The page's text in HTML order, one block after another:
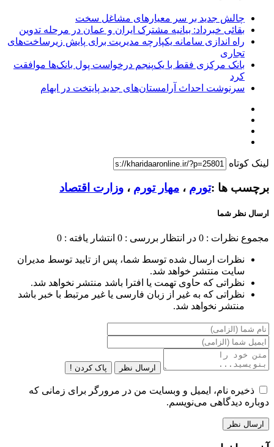
چالش جدید بر سر معیارهای مشاغل سخت
بقائی خبرداد: بیانیه مشترک ایران و عمان در مرحله تدوین
راه اندازی سامانه یکپارچه مدیریت برای پایش زیرساخت‌های
تجاری
بانک مرکزی فقط با یک‌‎پنجم درخواست پول بانک‌ها موافقت
کرد
سرنوشت احداث آرامستان‌های جدید پایتخت در ابهام
لینک کوتاه
برچسب ها :تورم ، مهار تورم ، وزارت اقتصاد
ارسال نظر شما
مجموع نظرات : 0 در انتظار بررسی : 0 انتشار یافته : 0
نظرات ارسال شده توسط شما، پس از تایید توسط مدیران
سایت منتشر خواهد شد.
نظراتی که حاوی تهمت یا افترا باشد منتشر نخواهد شد.
نظراتی که به غیر از زبان فارسی یا غیر مرتبط با خبر باشد
منتشر نخواهد شد.
ارسال نظر پاک کردن !
ذخیره نام، ایمیل و وبسایت من در مرورگر برای زمانی که
دوباره دیدگاهی می‌نویسم.